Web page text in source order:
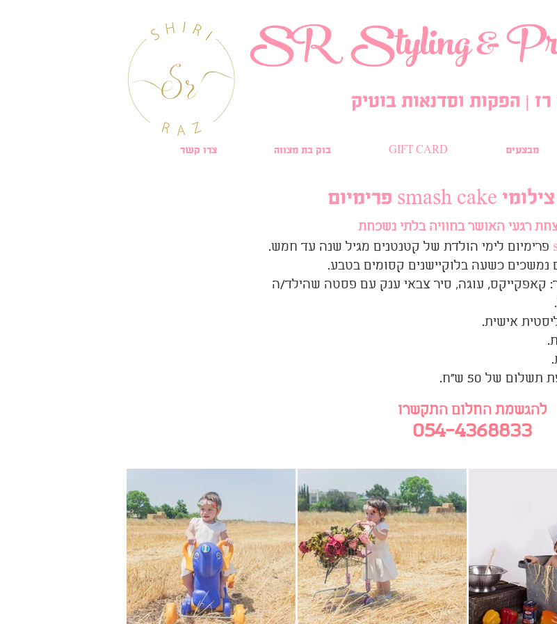
רז | הפקות וסדנאות בוטיק
מבצעים GIFT CARD בוק בת מצווה צרו קשר
SRStyling&
smash cake פרימיום
רגעי האושר בחוויה בלתי נשכחת
פרימיום לימי הולדת של קטנטנים מגיל שנה עד חמש.
נמשכים כשעה בלוקיישנים קסומים בטבע.
קאפקייקס, עוגה, סיר צבאי ענק עם פסטה שהילד/ה
אישית.
של 50 ש"ח.
להגשמת החלום התקשרו
054-4368833